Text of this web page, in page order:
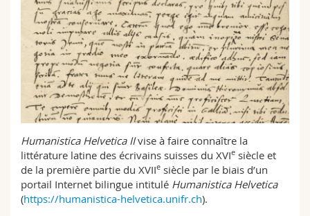
Sciences de l'éducation et de la formation
Sciences et médecine
Interfacultaire
Chercheurs
Collaborateurs
Doctorants
Bibliothèques
Webmail
Programme des cours
MyUnifr
Humanistica Helvetica IIvise à faire connaître la
littérature latine des écrivains suisses du XVIe siècle et
de la première partie du XVIIe siècle par le biais d’un
portail Internet bilingue intitulé Humanistica Helvetica
(https://humanistica-helvetica.unifr.ch).